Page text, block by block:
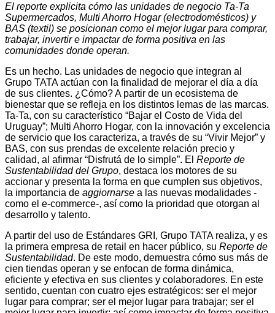
El reporte explicita cómo las unidades de negocio Ta-Ta
Supermercados, Multi Ahorro Hogar (electrodomésticos) y
BAS (textil) se posicionan como el mejor lugar para comprar,
trabajar, invertir e impactar de forma positiva en las
comunidades donde operan.
Es un hecho. Las unidades de negocio que integran al
Grupo TATA actúan con la finalidad de mejorar el día a día
de sus clientes. ¿Cómo? A partir de un ecosistema de
bienestar que se refleja en los distintos lemas de las marcas.
Ta-Ta, con su característico “Bajar el Costo de Vida del
Uruguay”; Multi Ahorro Hogar, con la innovación y excelencia
de servicio que los caracteriza, a través de su “Vivir Mejor” y
BAS, con sus prendas de excelente relación precio y
calidad, al afirmar “Disfrutá de lo simple”. El Reporte de
Sustentabilidad del Grupo, destaca los motores de su
accionar y presenta la forma en que cumplen sus objetivos,
la importancia de aggiornarse a las nuevas modalidades -
como el e-commerce-, así como la prioridad que otorgan al
desarrollo y talento.
A partir del uso de Estándares GRI, Grupo TATA realiza, y es
la primera empresa de retail en hacer público, su Reporte de
Sustentabilidad. De este modo, demuestra cómo sus más de
cien tiendas operan y se enfocan de forma dinámica,
eficiente y efectiva en sus clientes y colaboradores. En este
sentido, cuentan con cuatro ejes estratégicos: ser el mejor
lugar para comprar; ser el mejor lugar para trabajar; ser el